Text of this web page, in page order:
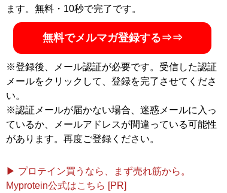
ます。無料・10秒で完了です。
無料でメルマガ登録する⇒⇒
※登録後、メール認証が必要です。受信した認証
メールをクリックして、登録を完了させてくださ
い。
※認証メールが届かない場合、迷惑メールに入っ
ているか、メールアドレスが間違っている可能性
があります。再度ご登録ください。
▶ プロテイン買うなら、まず売れ筋から。
Myprotein公式はこちら [PR]